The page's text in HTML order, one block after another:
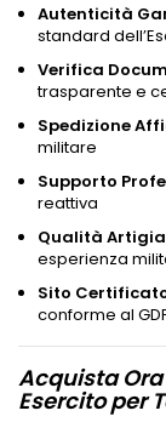
Autenticità
standard
Verifica
trasparente e
Spedizione
militare
Supporto
reattiva
Qualità
esperienza
Sito Certificato
conforme al
Acquista Or
Esercito per